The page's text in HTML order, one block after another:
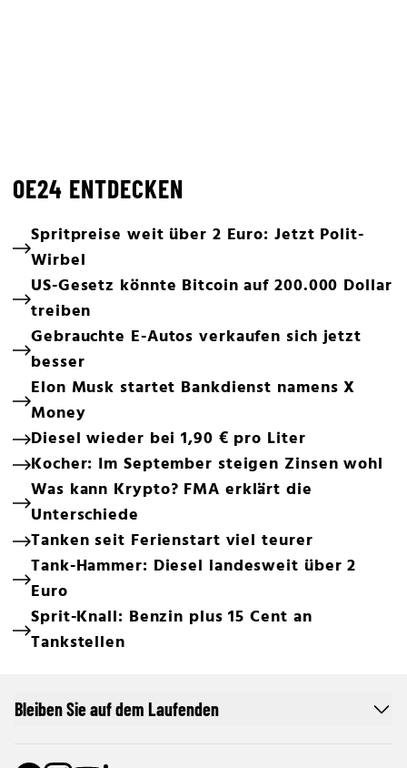
OE24 ENTDECKEN
Spritpreise weit über 2 Euro: Jetzt Polit-
Wirbel
US-Gesetz könnte Bitcoin auf 200.000 Dollar
treiben
Gebrauchte E-Autos verkaufen sich jetzt
besser
Elon Musk startet Bankdienst namens X
Money
Diesel wieder bei 1,90 € pro Liter
Kocher: Im September steigen Zinsen wohl
Was kann Krypto? FMA erklärt die
Unterschiede
Tanken seit Ferienstart viel teurer
Tank-Hammer: Diesel landesweit über 2
Euro
Sprit-Knall: Benzin plus 15 Cent an
Tankstellen
Bleiben Sie auf dem Laufenden